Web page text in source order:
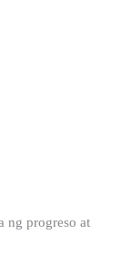
ng progreso at